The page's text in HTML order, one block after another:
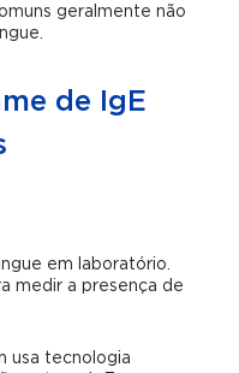
geralmente não
de IgE
em laboratório.
medir a presença de
usa tecnologia